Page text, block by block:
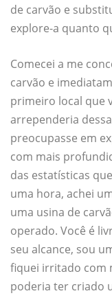
de carvão e
explore-a quanto
Comecei a me
carvão e
primeiro local que
arrependeria
preocupasse em
com mais
das estatísticas
uma hora, achei
uma usina de
operado. Você é
seu alcance, sou
fiquei irritado com
poderia ter criado